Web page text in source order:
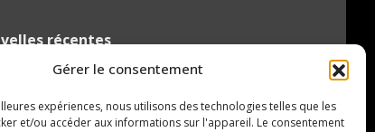
Gérer le consentement
expériences, nous utilisons des technologies telles que les
et/ou accéder aux informations sur l'appareil. Le consentement
récentes
Le Tchèque Maxmilian Mares a hâte de
5 août 2026